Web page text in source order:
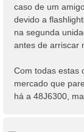
caso de um
devido a
na segunda
antes de arriscar
Com todas estas
mercado que
há a 48J6300,